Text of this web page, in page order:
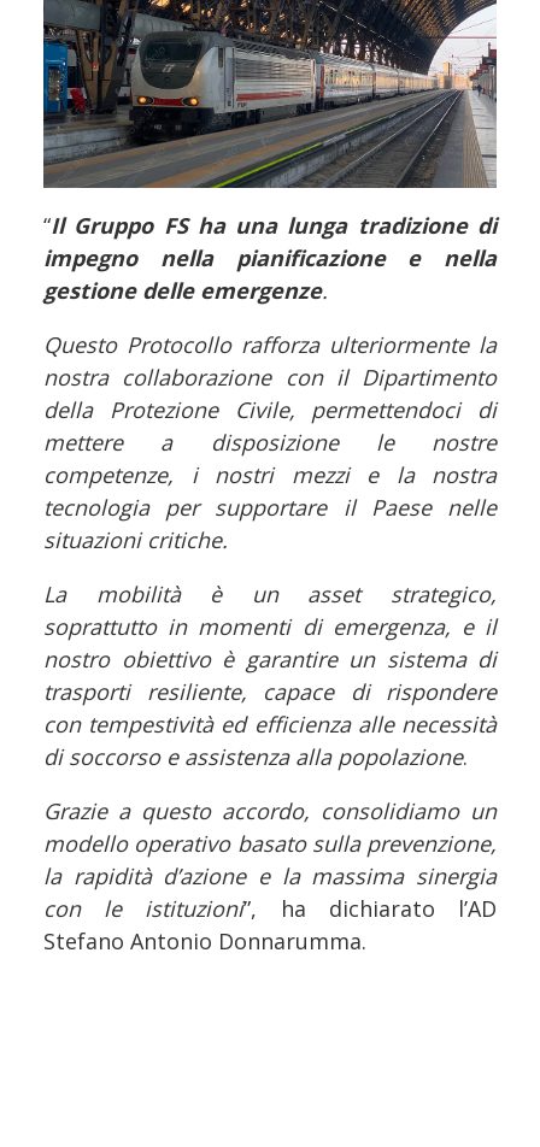
“Il Gruppo FS ha una lunga tradizione di
impegno nella pianificazione e nella
gestione delle emergenze.
Questo Protocollo rafforza ulteriormente la
nostra collaborazione con il Dipartimento
della Protezione Civile, permettendoci di
mettere a disposizione le nostre
competenze, i nostri mezzi e la nostra
tecnologia per supportare il Paese nelle
situazioni critiche.
La mobilità è un asset strategico,
soprattutto in momenti di emergenza, e il
nostro obiettivo è garantire un sistema di
trasporti resiliente, capace di rispondere
con tempestività ed efficienza alle necessità
di soccorso e assistenza alla popolazione.
Grazie a questo accordo, consolidiamo un
modello operativo basato sulla prevenzione,
la rapidità d’azione e la massima sinergia
con le istituzioni”, ha dichiarato l’AD
Stefano Antonio Donnarumma.